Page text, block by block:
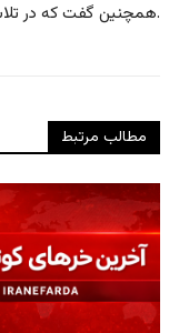
همچنین گفت که در تلاش است طی سفر کنونی خود به واشنگتن، روابط عراق را با امریکا و ایران متعادل کند.
مطالب مرتبط